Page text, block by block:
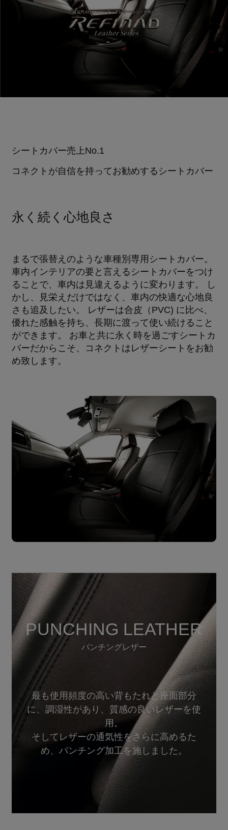
シートカバー売上No.1
コネクトが自信を持ってお勧めするシートカバー
永く続く心地良さ
まるで張替えのような車種別専用シートカバー。
車内インテリアの要と言えるシートカバーをつけ
ることで、車内は見違えるように変わります。 し
かし、見栄えだけではなく、車内の快適な心地良
さも追及したい。 レザーは合皮（PVC) に比べ、
優れた感触を持ち、長期に渡って使い続けること
ができます。 お車と共に永く時を過ごすシートカ
バーだからこそ、コネクトはレザーシートをお勧
め致します。
PUNCHING LEATHER
パンチングレザー
最も使用頻度の高い背もたれと座面部分
に、調湿性があり、質感の良いレザーを使
用。
そしてレザーの通気性をさらに高めるた
め、パンチング加工を施しました。